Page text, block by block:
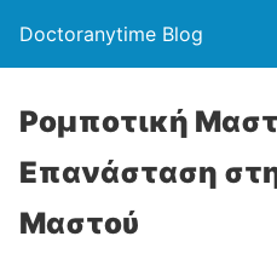
Doctoranytime Blog
Ρομποτική
Επανάσταση στη
Μαστού